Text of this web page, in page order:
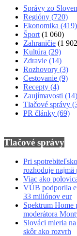
Správy zo
Regióny (720)
Ekonomika (419)
Šport (1 060)
Zahraničie (1
Kultúra (29)
Zdravie (14)
Rozhovory (3)
Cestovanie (9)
Recepty (4)
Zaujímavosti (14)
Tlačové správy
PR články (69)
Tlačové správy
Pri
rozhoduje najmä
Viac ako
VÚB podporila
33 miliónov eur
Spektrum Home
moderátora
Slováci mieria
skôr ako rozvrh